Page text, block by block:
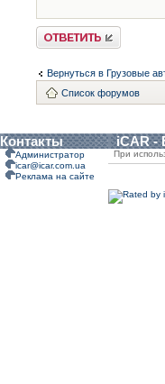
Ответить
Вернуться в Грузовые
Список форумов
Контакты iCAR -
Администратор
icar@icar.com.ua
Реклама на сайте
При